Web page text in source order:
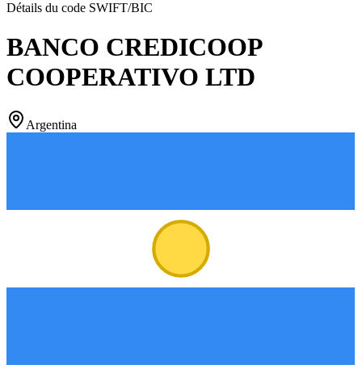
Détails du code SWIFT/BIC
BANCO CREDICOOP
COOPERATIVO LTD
Argentina